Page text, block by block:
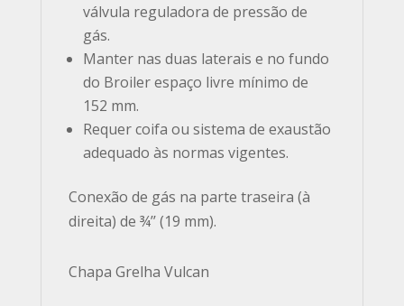
válvula reguladora de pressão de
gás.
Manter nas duas laterais e no fundo
do Broiler espaço livre mínimo de
152 mm.
Requer coifa ou sistema de exaustão
adequado às normas vigentes.
Conexão de gás na parte traseira (à
direita) de ¾’’ (19 mm).
Chapa Grelha Vulcan